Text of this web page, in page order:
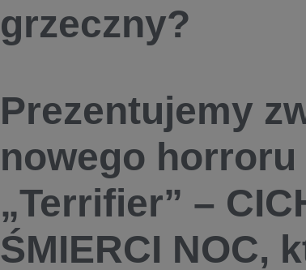
grzeczny?
Prezentujemy
nowego
„Terrifier” –
ŚMIERCI NOC,